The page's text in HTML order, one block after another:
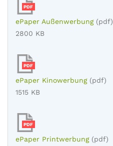
PDF
ePaper Außenwerbung (pdf)
2800 KB
PDF
ePaper Kinowerbung (pdf)
1515 KB
PDF
ePaper Printwerbung (pdf)